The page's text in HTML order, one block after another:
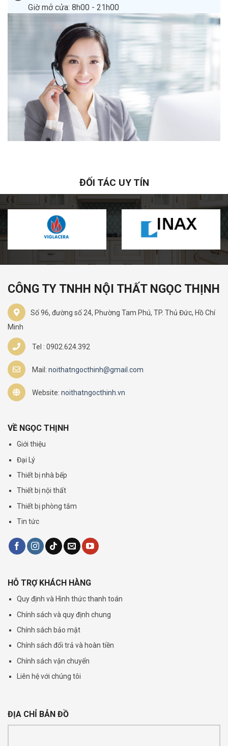
Giờ mở cửa: 8h00 - 21h00
ĐỐI TÁC UY TÍN
CÔNG TY TNHH NỘI THẤT NGỌC THỊNH
Số 96, đường số 24, Phường Tam Phú, TP. Thủ Đức, Hồ Chí
Minh
Tel : 0902.624.392
Mail: noithatngocthinh@gmail.com
Website: noithatngocthinh.vn
VỀ NGỌC THỊNH
Giới thiệu
Đại Lý
Thiết bị nhà bếp
Thiết bị nội thất
Thiết bị phòng tắm
Tin tức
HỖ TRỢ KHÁCH HÀNG
Quy định và Hình thức thanh toán
Chính sách và quy định chung
Chính sách bảo mật
Chính sách đổi trả và hoàn tiền
Chính sách vận chuyển
Liên hệ với chúng tôi
ĐỊA CHỈ BẢN ĐỒ